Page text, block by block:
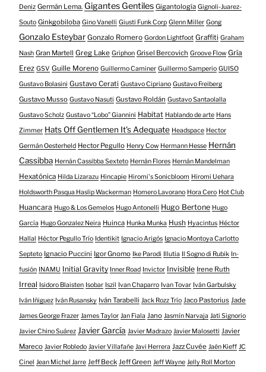
Deniz Germán Lema. Gigantes Gentiles Gigantología Gignoli-Juarez-
Souto Ginkgobiloba Gino Vanelli Giusti Funk Corp Glenn Miller Gong
Gonzalo Esteybar Gonzalo Romero Gordon Lightfoot Graffiti Graham
Nash Gran Martell Greg Lake Griphon Grisel Bercovich Groove Flow Gría
Erez GSV Guille Moreno Guillermo Caminer Guillermo Samperio GUISO
Gustavo Bolasini Gustavo Cerati Gustavo Cipriano Gustavo Freiberg
Gustavo Musso Gustavo Nasuti Gustavo Roldán Gustavo Santaolalla
Gustavo Scholz Gustavo “Lobo” Giannini Habitat Hablando de arte Hans
Zimmer Hats Off Gentlemen It's Adequate Headspace Hector
Germán Oesterheld Hector Pegullo Henry Cow Hermann Hesse Hernán
Cassibba Hernán Cassibba Sexteto Hernán Flores Hernán Mandelman
Hexatónica Hilda Lizarazu Hincapie Hiromi's Sonicbloom Hiromi Uehara
Holdsworth Pasqua Haslip Wackerman Homero Lavorano Hora Cero Hot Club
Huancara Hugo & Los Gemelos Hugo Antonelli Hugo Bertone Hugo
García Hugo Gonzalez Neira Huinca Hunka Munka Hush Hyacintus Héctor
Hallal
Héctor Pegullo Trío Identikit Ignacio Arigós Ignacio Montoya Carlotto
Septeto Ignacio Puccini Igor Gnomo Ike Parodi Illutia Il Sogno di Rubik In-
fusión INAMU Initial Gravity Inner Road Invictor Invisible Irene Ruth
Irreal Isidoro Blaisten Isobar Iszil Ivan Chaparro Ivan Tovar Iván Garbulsky
Iván Iñiguez Iván Rusansky Iván Tarabelli Jack Rozz Trío Jaco Pastorius Jade
James George Frazer James Taylor Jan Fiala Jano Jasmín Narvaja Jati Signorio
Javier Chino Suárez Javier García Javier Madrazo Javier Malosetti Javier
Mareco Javier Robledo Javier Villafañe Javi Herrera Jazz Cuvée Jaén Kieff JC
Cinel Jean Michel Jarre Jeff Beck Jeff Green Jeff Wayne Jelly Roll Morton